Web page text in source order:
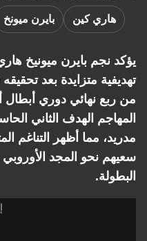
هاري كين بايرن ميونخ
يؤكد نجم بايرن ميونيخ
تهديفية متزايدة بعد
من ربع نهائي دوري أبطال
مدريد، مما أظهر التناغم
سعيهم نحو المجد
البطولة.